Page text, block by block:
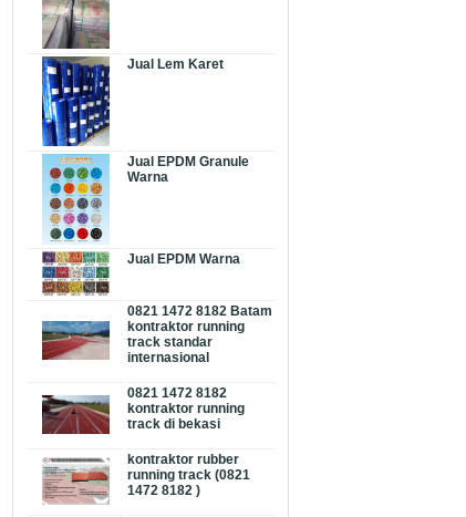
Jual Lem Karet
Jual EPDM Granule
Warna
Jual EPDM Warna
0821 1472 8182 Batam
kontraktor running
track standar
internasional
0821 1472 8182
kontraktor running
track di bekasi
kontraktor rubber
running track (0821
1472 8182 )